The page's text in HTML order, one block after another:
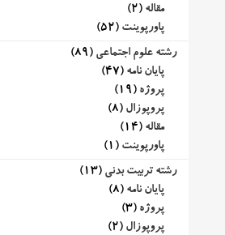
مقاله (2)
پاورپوینت (52)
رشته علوم اجتماعی (89)
پایان نامه (47)
پروژه (19)
پروپوزال (8)
مقاله (14)
پاورپوینت (1)
رشته تربیت بدنی (13)
پایان نامه (8)
پروژه (3)
پروپوزال (2)